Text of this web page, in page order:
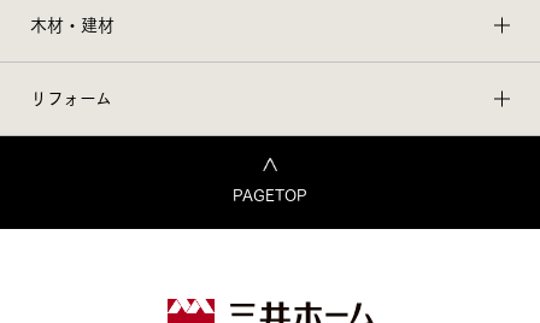
木材・建材
リフォーム
PAGETOP